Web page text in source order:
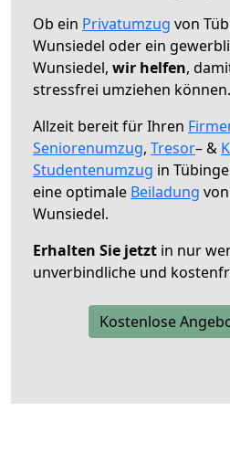
Ob ein Privatumzug von
Wunsiedel oder ein
Wunsiedel, wir helfen,
stressfrei umziehen können.
Allzeit bereit für Ihren
Seniorenumzug, Tresor– &
Studentenumzug in
eine optimale Beiladung
Wunsiedel.
Erhalten Sie jetzt in nur
unverbindliche und
Kostenlose